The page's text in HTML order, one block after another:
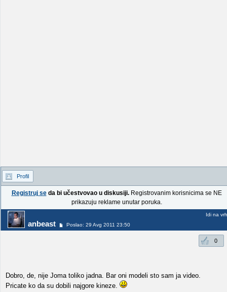
Profil
Registruj seda bi učestvovao u diskusiji.Registrovanim korisnicima se NE
prikazuju reklame unutar poruka.
anbeast Poslao: 29 Avg 2011 23:50
Idi na vrh
0
Dobro, de, nije Joma toliko jadna. Bar oni modeli sto sam ja video.
Pricate ko da su dobili najgore kineze.